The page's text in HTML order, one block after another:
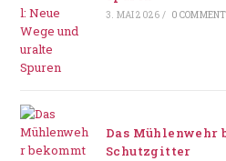
3. MAI 2026 / 0
Das Mühlenwehr
Schutzgitter